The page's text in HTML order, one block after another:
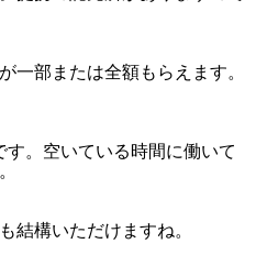
一部または全額もらえます。
す。空いている時間に働いて
結構いただけますね。